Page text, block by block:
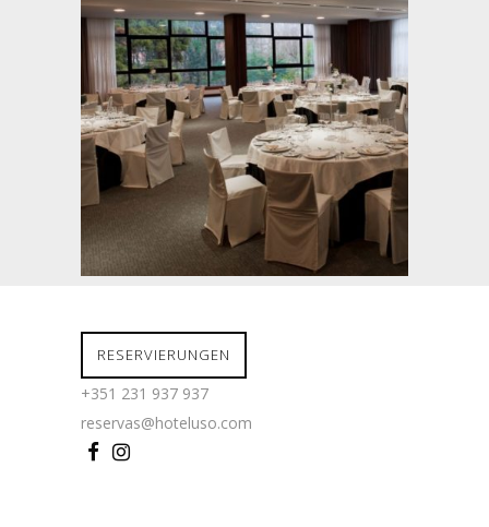
RESERVIERUNGEN
+351 231 937 937
reservas@hoteluso.com